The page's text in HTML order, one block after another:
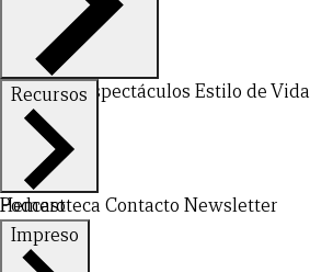
DeportesEspectáculos Estilo de Vida
Recursos
Hemeroteca Contacto Newsletter
Podcast
Impreso